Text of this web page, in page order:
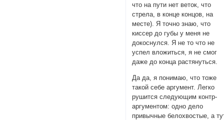
что на пути нет веток, что
стрела, в конце концов, на
месте). Я точно знаю, что
киссер до губы у меня не
докоснулся. Я не то что не
успел вложиться, я не смог
даже до конца растянуться.
Да да, я понимаю, что тоже
такой себе аргумент. Легко
рушится следующим контр-
аргументом: одно дело
привычные белохвостые, а